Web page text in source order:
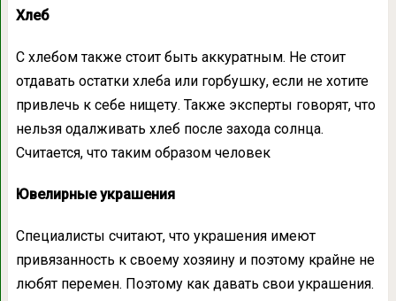
Хлеб
С хлебом также стоит быть аккуратным. Не стоит
отдавать остатки хлеба или горбушку, если не хотите
привлечь к себе нищету. Также эксперты говорят, что
нельзя одалживать хлеб после захода солнца.
Считается, что таким образом человек
Ювелирные украшения
Специалисты считают, что украшения имеют
привязанность к своему хозяину и поэтому крайне не
любят перемен. Поэтому как давать свои украшения.